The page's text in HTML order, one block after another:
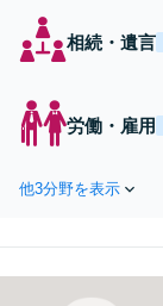
相続・遺言
労働・雇用
他3分野を表示